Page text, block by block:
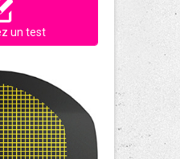
un test